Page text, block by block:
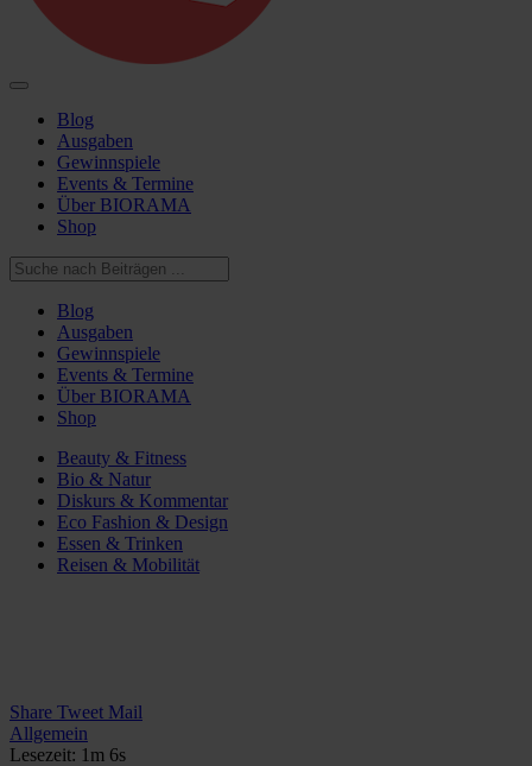
Blog
Ausgaben
Gewinnspiele
Events & Termine
Über BIORAMA
Shop
Blog
Ausgaben
Gewinnspiele
Events & Termine
Über BIORAMA
Shop
Beauty & Fitness
Bio & Natur
Diskurs & Kommentar
Eco Fashion & Design
Essen & Trinken
Reisen & Mobilität
Share Tweet Mail
Allgemein
Lesezeit: 1m 6s